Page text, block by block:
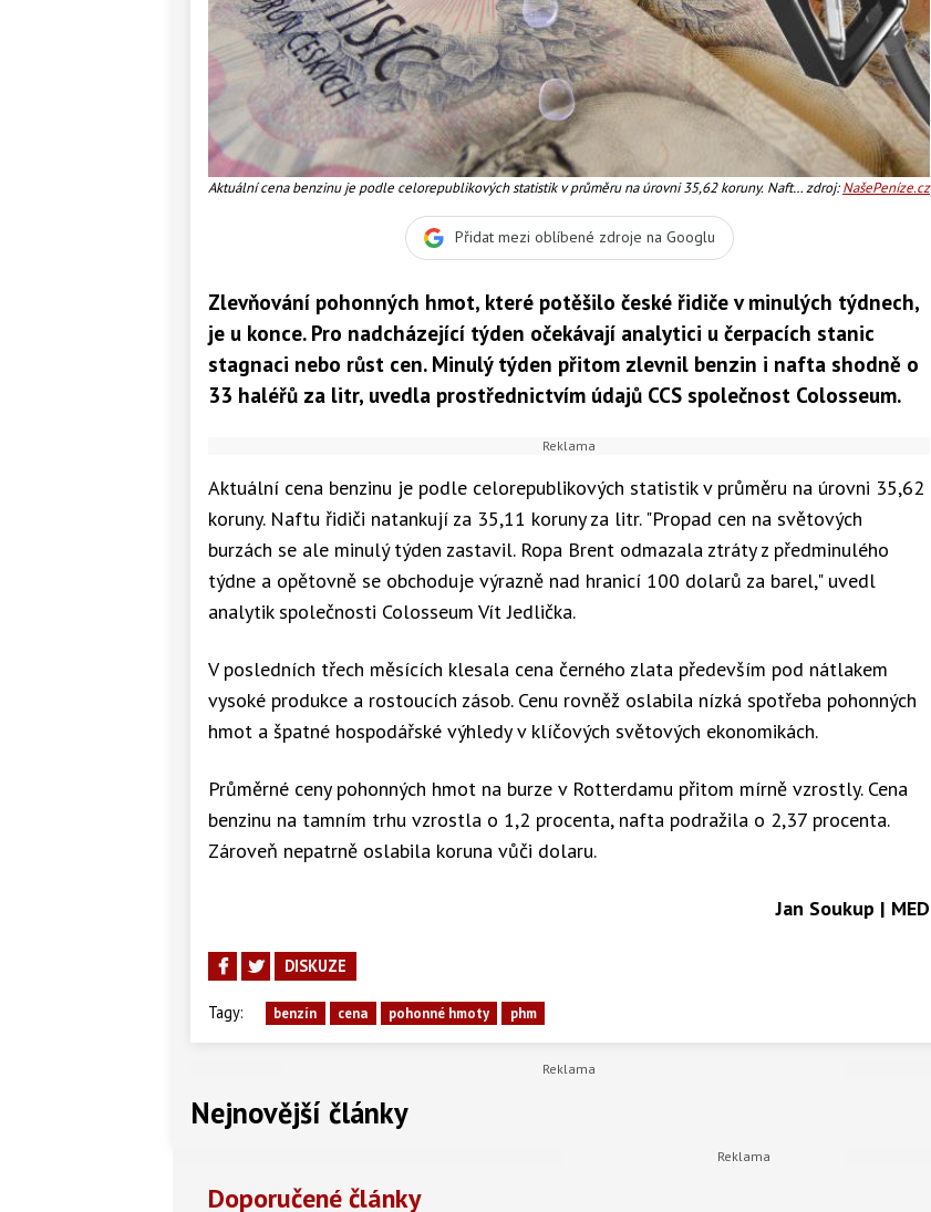
Aktuální cena benzinu je podle celorepublikových statistik v průměru na úrovni 35,62 koruny. Naftu zdroj:NašePeníze.cz
Přidat mezi oblíbené zdroje na Googlu
Zlevňování pohonných hmot, které potěšilo české řidiče v minulých týdnech,
je u konce. Pro nadcházející týden očekávají analytici u čerpacích stanic
stagnaci nebo růst cen. Minulý týden přitom zlevnil benzin i nafta shodně o
33 haléřů za litr, uvedla prostřednictvím údajů CCS společnost Colosseum.
Aktuální cena benzinu je podle celorepublikových statistik v průměru na úrovni 35,62
koruny. Naftu řidiči natankují za 35,11 koruny za litr. "Propad cen na světových
burzách se ale minulý týden zastavil. Ropa Brent odmazala ztráty z předminulého
týdne a opětovně se obchoduje výrazně nad hranicí 100 dolarů za barel," uvedl
analytik společnosti Colosseum Vít Jedlička.
V posledních třech měsících klesala cena černého zlata především pod nátlakem
vysoké produkce a rostoucích zásob. Cenu rovněž oslabila nízká spotřeba pohonných
hmot a špatné hospodářské výhledy v klíčových světových ekonomikách.
Průměrné ceny pohonných hmot na burze v Rotterdamu přitom mírně vzrostly. Cena
benzinu na tamním trhu vzrostla o 1,2 procenta, nafta podražila o 2,37 procenta.
Zároveň nepatrně oslabila koruna vůči dolaru.
Jan Soukup | MED
DISKUZE
Tagy: benzín cena pohonné hmoty phm
Nejnovější články
Doporučené články